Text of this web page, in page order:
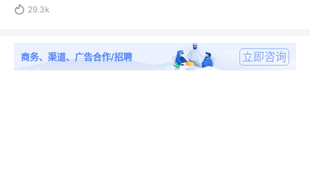
 29.3k
商务、渠道、广告合作/招聘 立即咨询